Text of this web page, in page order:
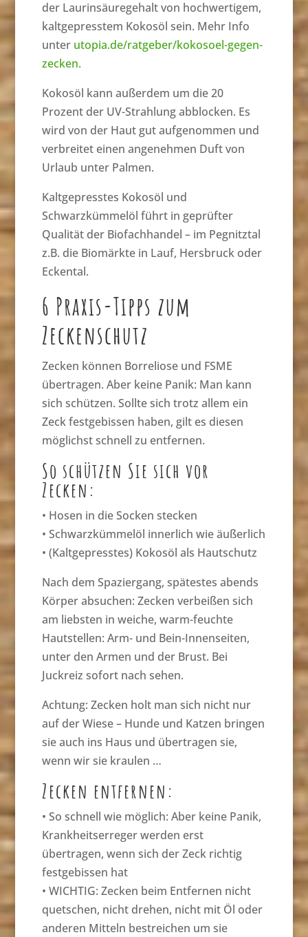
der Laurinsäuregehalt von hochwertigem,
kaltgepresstem Kokosöl sein. Mehr Info
unter utopia.de/ratgeber/kokosoel-gegen-
zecken.
Kokosöl kann außerdem um die 20
Prozent der UV-Strahlung abblocken. Es
wird von der Haut gut aufgenommen und
verbreitet einen angenehmen Duft von
Urlaub unter Palmen.
Kaltgepresstes Kokosöl und
Schwarzkümmelöl führt in geprüfter
Qualität der Biofachhandel – im Pegnitztal
z.B. die Biomärkte in Lauf, Hersbruck oder
Eckental.
6 Praxis-Tipps zum
Zeckenschutz
Zecken können Borreliose und FSME
übertragen. Aber keine Panik: Man kann
sich schützen. Sollte sich trotz allem ein
Zeck festgebissen haben, gilt es diesen
möglichst schnell zu entfernen.
So schützen Sie sich vor
Zecken:
• Hosen in die Socken stecken
• Schwarzkümmelöl innerlich wie äußerlich
• (Kaltgepresstes) Kokosöl als Hautschutz
Nach dem Spaziergang, spätestes abends
Körper absuchen: Zecken verbeißen sich
am liebsten in weiche, warm-feuchte
Hautstellen: Arm- und Bein-Innenseiten,
unter den Armen und der Brust. Bei
Juckreiz sofort nach sehen.
Achtung: Zecken holt man sich nicht nur
auf der Wiese – Hunde und Katzen bringen
sie auch ins Haus und übertragen sie,
wenn wir sie kraulen …
Zecken entfernen:
• So schnell wie möglich: Aber keine Panik,
Krankheitserreger werden erst
übertragen, wenn sich der Zeck richtig
festgebissen hat
• WICHTIG: Zecken beim Entfernen nicht
quetschen, nicht drehen, nicht mit Öl oder
anderen Mitteln bestreichen um sie